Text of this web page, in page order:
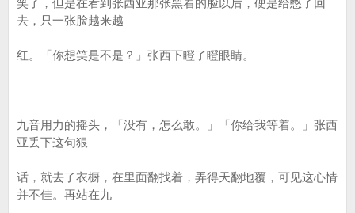
笑了，但是在看到张西亚那张黑着的脸以后，硬是给憋了回
去，只一张脸越来越
红。「你想笑是不是？」张西下瞪了瞪眼睛。
九音用力的摇头，「没有，怎么敢。」「你给我等着。」张西
亚丢下这句狠
话，就去了衣橱，在里面翻找着，弄得天翻地覆，可见这心情
并不佳。再站在九